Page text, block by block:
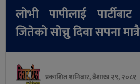
लोभी पापीलाई
जितेको सोच्नु दिवा सपना
प्रकाशित शनिबार, बैशाख २९, २०८१